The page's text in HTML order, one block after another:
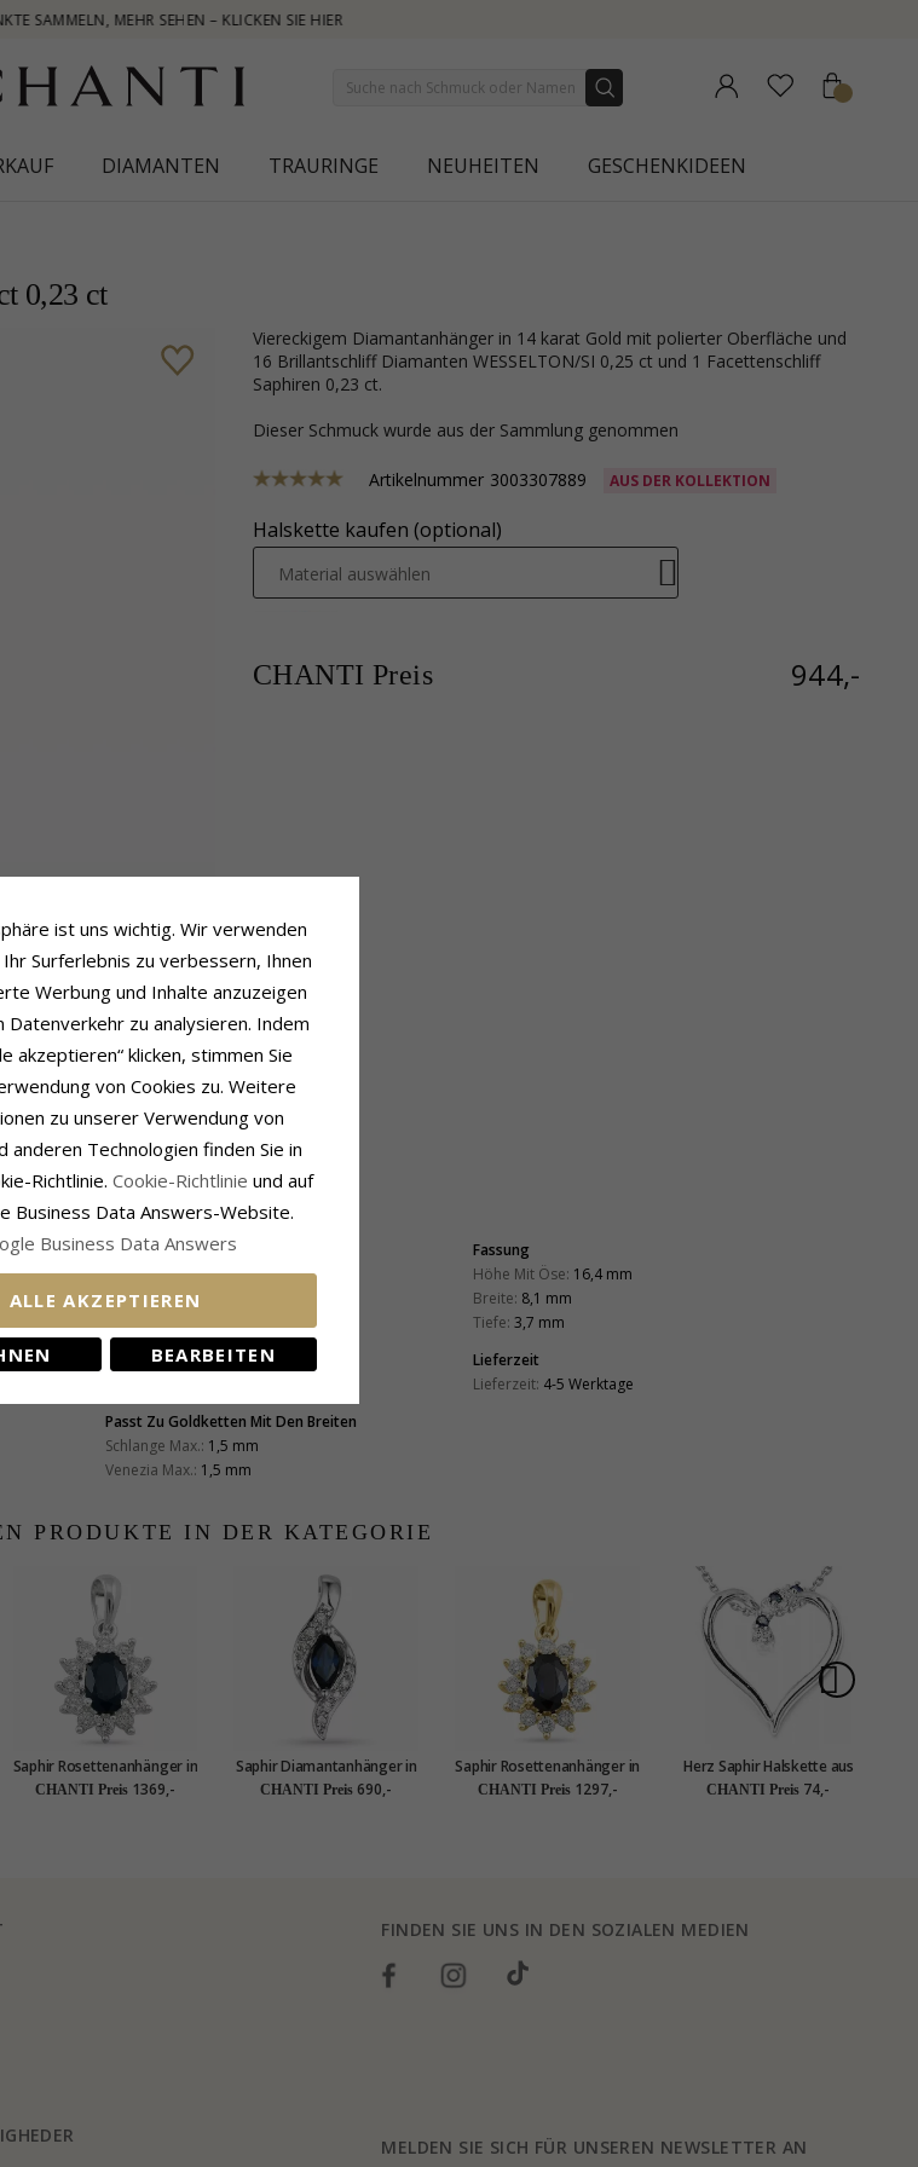
HIER
DIAMANTEN TRAURINGE NEUHEITEN GESCHENKIDEEN
0,23 ct
viereckigem Diamantanhänger in 14 karat Gold mit polierter Oberfläche und
16 Brillantschliff Diamanten WESSELTON/SI 0,25 ct und 1 Facettenschliff
Saphiren 0,23 ct.
Dieser Schmuck wurde aus der Sammlung genommen
Artikelnummer 3003307889 AUS DER KOLLEKTION
Halskette kaufen (optional)
Material auswählen
CHANTI Preis 944,-
Schmuckstein
Stückzahl:1
Schliff: Facettenschliff
Karat:
0,23
Fassung
Höhe Mit Öse: 16,4 mm
Breite: 8,1 mm
Tiefe: 3,7 mm
Lieferzeit
Lieferzeit: 4-5 Werktage
Passt Zu Goldketten Mit Den Breiten
Schlange Max.: 1,5 mm
Venezia Max.: 1,5 mm
PRODUKTE IN DER KATEGORIE
Saphir Rosettenanhänger in
14 karat Weißgold 0,26 ct
CHANTI Preis 1369,-
Saphir Diamantanhänger in
14 karat Weißgold 0,04 ct
CHANTI Preis 690,-
Saphir Rosettenanhänger in
14 karat Gold 0,26 ct 0,65
CHANTI Preis 1297,-
Herz Saphir Halskette aus
Silber und Anhänger aus
CHANTI Preis 74,-
FINDEN SIE UNS IN DEN SOZIALEN MEDIEN
MELDEN SIE SICH FÜR UNSEREN NEWSLETTER AN
ist uns wichtig. Wir verwenden
Ihr Surferlebnis zu verbessern, Ihnen
Werbung und Inhalte anzuzeigen
Datenverkehr zu analysieren. Indem
akzeptieren“ klicken, stimmen Sie
von Cookies zu. Weitere
zu unserer Verwendung von
anderen Technologien finden Sie in
Richtlinie. Cookie-Richtlinie und auf
Business Data Answers-Website.
Business Data Answers
ALLE AKZEPTIEREN
BEARBEITEN